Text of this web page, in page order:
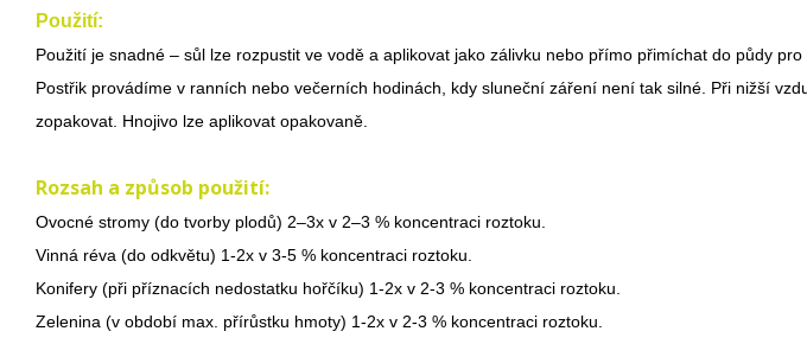
Použití:
Použití je snadné – sůl lze rozpustit ve vodě a aplikovat jako zálivku nebo přímo přimíchat do půdy
Postřik provádíme v ranních nebo večerních hodinách, kdy sluneční záření není tak silné. Při nižší
zopakovat. Hnojivo lze aplikovat opakovaně.
Rozsah a způsob použití:
Ovocné stromy (do tvorby plodů) 2–3x v 2–3 % koncentraci roztoku.
Vinná réva (do odkvětu) 1-2x v 3-5 % koncentraci roztoku.
Konifery (při příznacích nedostatku hořčíku) 1-2x v 2-3 % koncentraci roztoku.
Zelenina (v období max. přírůstku hmoty) 1-2x v 2-3 % koncentraci roztoku.